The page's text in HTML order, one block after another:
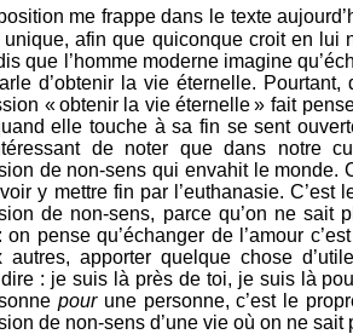
me frappe dans le texte
afin que quiconque croit en lui
que l’homme moderne imagine
d’obtenir la vie éternelle.
« obtenir la vie éternelle » fait
elle touche à sa fin se sent
de noter que dans notre
de non-sens qui envahit le monde.
y mettre fin par l’euthanasie.
de non-sens, parce qu’on ne sait
on pense qu’échanger de l’amour
autres, apporter quelque chose
dire : je suis là près de toi, je suis là
pourune personne, c’est le
de non-sens d’une vie où on ne sait